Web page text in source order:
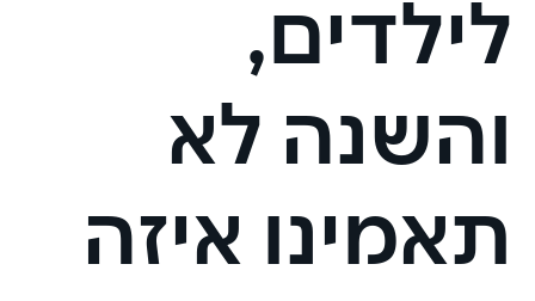
לילדים,
והשנה לא
תאמינו איזה